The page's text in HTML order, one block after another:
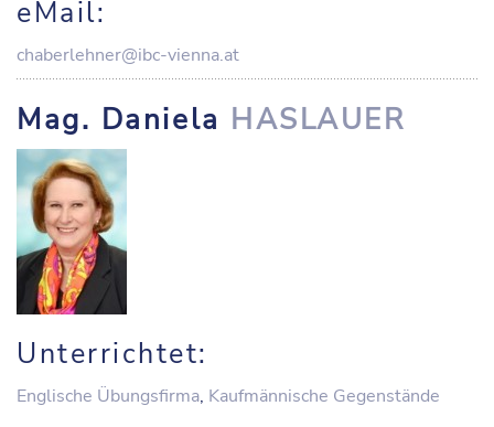
eMail:
chaberlehner@ibc-vienna.at
Mag. Daniela HASLAUER
Unterrichtet:
Englische Übungsfirma, Kaufmännische Gegenstände